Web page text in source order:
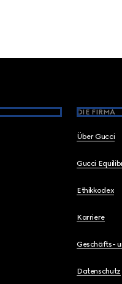
DIE FIRMA
Über Gucci
Gucci
Ethikkodex
Karriere
Geschäfts-
Datenschutz